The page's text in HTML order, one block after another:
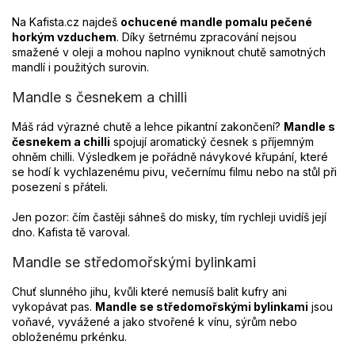
v
k
y
p
s
u
Na Kafista.cz najdeš ochucené mandle pomalu pečené
horkým vzduchem. Díky šetrnému zpracování nejsou
smažené v oleji a mohou naplno vyniknout chutě samotných
mandlí i použitých surovin.
Mandle s česnekem a chilli
Máš rád výrazné chutě a lehce pikantní zakončení? Mandle s
česnekem a chilli spojují aromatický česnek s příjemným
ohněm chilli. Výsledkem je pořádně návykové křupání, které
se hodí k vychlazenému pivu, večernímu filmu nebo na stůl při
posezení s přáteli.
Jen pozor: čím častěji sáhneš do misky, tím rychleji uvidíš její
dno. Kafista tě varoval.
Mandle se středomořskými bylinkami
Chuť slunného jihu, kvůli které nemusíš balit kufry ani
vykopávat pas. Mandle se středomořskými bylinkami jsou
voňavé, vyvážené a jako stvořené k vínu, sýrům nebo
obloženému prkénku.